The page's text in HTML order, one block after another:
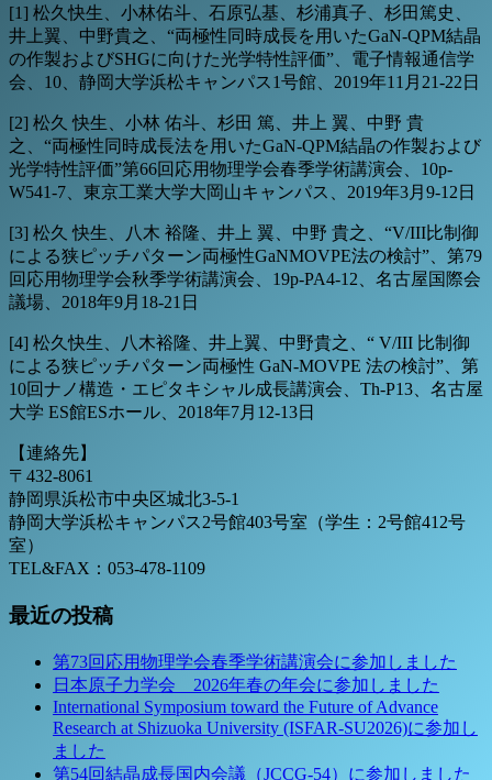
[1] 松久快生、小林佑斗、石原弘基、杉浦真子、杉田篤史、
井上翼、中野貴之、“両極性同時成長を用いたGaN-QPM結晶
の作製およびSHGに向けた光学特性評価”、電子情報通信学
会、10、静岡大学浜松キャンパス1号館、2019年11月21-22日
[2] 松久 快生、小林 佑斗、杉田 篤、井上 翼、中野 貴
之、“両極性同時成長法を用いたGaN-QPM結晶の作製および
光学特性評価”第66回応用物理学会春季学術講演会、10p-
W541-7、東京工業大学大岡山キャンパス、2019年3月9‐12日
[3] 松久 快生、八木 裕隆、井上 翼、中野 貴之、“V/III比制御
による狭ピッチパターン両極性GaNMOVPE法の検討”、第79
回応用物理学会秋季学術講演会、19p-PA4-12、名古屋国際会
議場、2018年9月18‐21日
[4] 松久快生、八木裕隆、井上翼、中野貴之、“ V/III 比制御
による狭ピッチパターン両極性 GaN-MOVPE 法の検討”、第
10回ナノ構造・エピタキシャル成長講演会、Th-P13、名古屋
大学 ES館ESホール、2018年7月12-13日
【連絡先】
〒432-8061
静岡県浜松市中央区城北3-5-1
静岡大学浜松キャンパス2号館403号室（学生：2号館412号
室）
TEL&FAX：053-478-1109
最近の投稿
第73回応用物理学会春季学術講演会に参加しました
日本原子力学会 2026年春の年会に参加しました
International Symposium toward the Future of Advance
Research at Shizuoka University (ISFAR-SU2026)に参加し
ました
第54回結晶成長国内会議（JCCG-54）に参加しました